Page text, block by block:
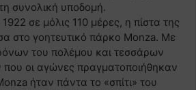
συνολική υποδομή.
σε μόλις 110 μέρες, η πίστα της
στο γοητευτικό πάρκο Monza. Με
του πολέμου και τεσσάρων
οι αγώνες πραγματοποιήθηκαν
ήταν πάντα το «σπίτι» του